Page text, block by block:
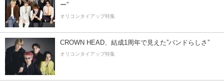
ー”
オリコンタイアップ特集
CROWN HEAD、結成1周年で見えた”バンドらしさ”
オリコンタイアップ特集